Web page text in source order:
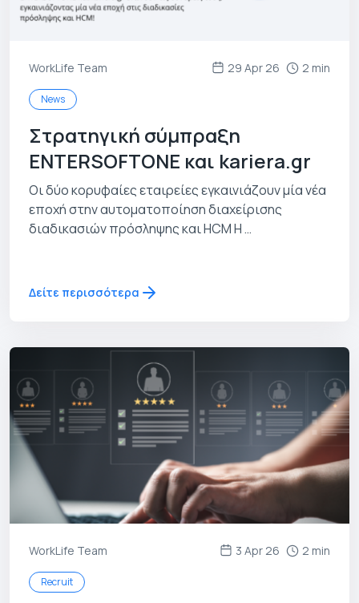
WorkLife Team 29 Apr 26 2 min
News
Στρατηγική σύμπραξη
ENTERSOFTONE και kariera.gr
Οι δύο κορυφαίες εταιρείες εγκαινιάζουν μία νέα
εποχή στην αυτοματοποίηση διαχείρισης
διαδικασιών πρόσληψης και HCM Η …
Δείτε περισσότερα
WorkLife Team 3 Apr 26 2 min
Recruit